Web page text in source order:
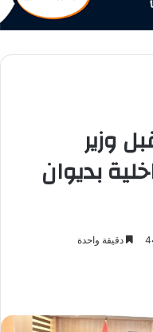
وزير
بديوان
دقيقة واحدة